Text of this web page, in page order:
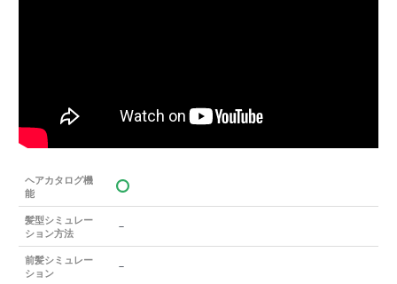
ヘアカタログ機
能
髪型シミュレー
ション方法
－
前髪シミュレー
ション
－